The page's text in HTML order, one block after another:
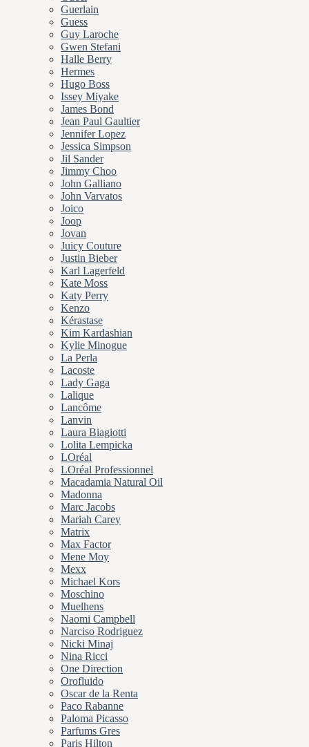
Guerlain
Guess
Guy Laroche
Gwen Stefani
Halle Berry
Hermes
Hugo Boss
Issey Miyake
James Bond
Jean Paul Gaultier
Jennifer Lopez
Jessica Simpson
Jil Sander
Jimmy Choo
John Galliano
John Varvatos
Joico
Joop
Jovan
Juicy Couture
Justin Bieber
Karl Lagerfeld
Kate Moss
Katy Perry
Kenzo
Kérastase
Kim Kardashian
Kylie Minogue
La Perla
Lacoste
Lady Gaga
Lalique
Lancôme
Lanvin
Laura Biagiotti
Lolita Lempicka
LOréal
LOréal Professionnel
Macadamia Natural Oil
Madonna
Marc Jacobs
Mariah Carey
Matrix
Max Factor
Mene Moy
Mexx
Michael Kors
Moschino
Muelhens
Naomi Campbell
Narciso Rodriguez
Nicki Minaj
Nina Ricci
One Direction
Orofluido
Oscar de la Renta
Paco Rabanne
Paloma Picasso
Parfums Gres
Paris Hilton